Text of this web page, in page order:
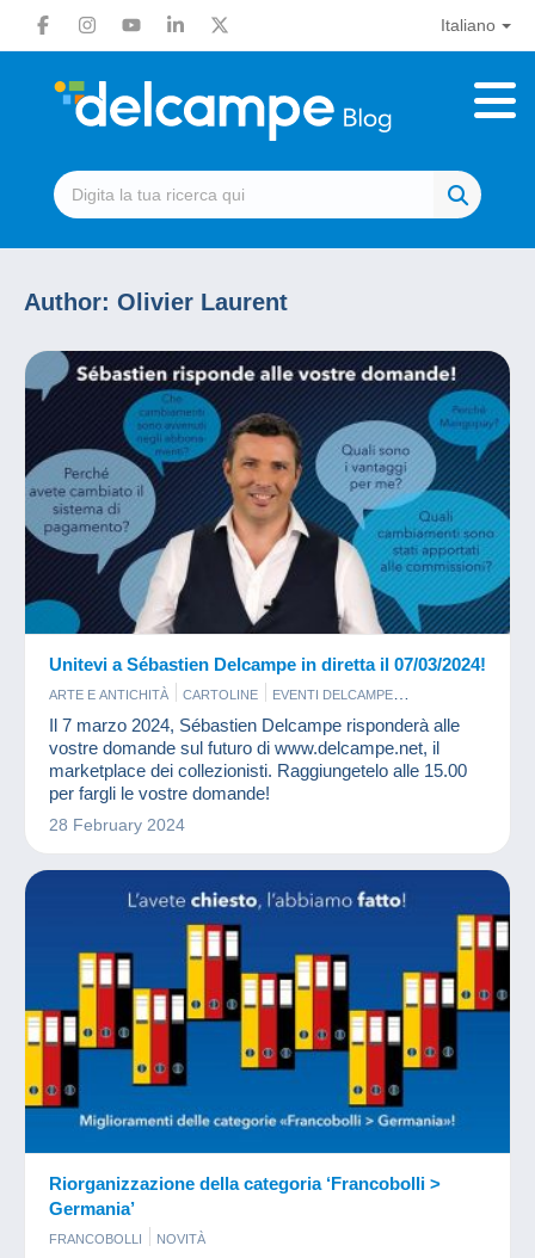
Italiano
Author: Olivier Laurent
Unitevi a Sébastien Delcampe in diretta il 07/03/2024!
ARTE E ANTICHITÀ CARTOLINE
EVENTI DELCAMPE
FOTOGRAFIA
FRANCOBOLLI
MONETE & BANCONOTE
VECCHI DOCUMENTI
Il 7 marzo 2024, Sébastien Delcampe risponderà alle
vostre domande sul futuro di www.delcampe.net, il
marketplace dei collezionisti. Raggiungetelo alle 15.00
per fargli le vostre domande!
28 February 2024
Riorganizzazione della categoria ‘Francobolli >
Germania’
FRANCOBOLLI NOVITÀ